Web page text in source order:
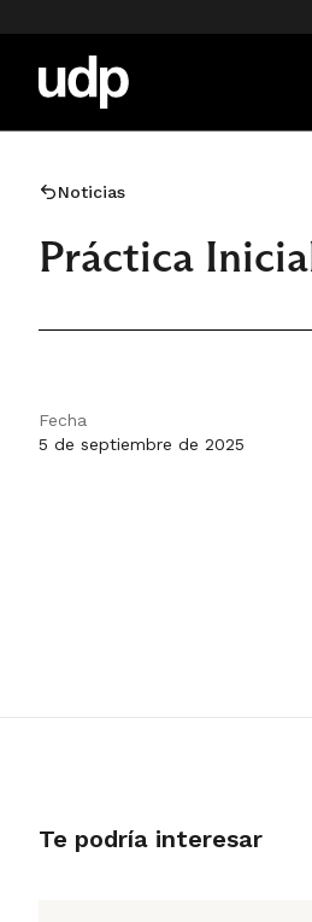
Noticias
Práctica
Fecha
5 de septiembre de 2025
Te podría interesar